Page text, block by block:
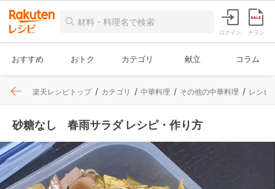
ログイン チラシ
おすすめ おトク カテゴリ 献立 コラム
楽天レシピトップ カテゴリ 中華料理 その他の中華料理 レシピ
砂糖なし 春雨サラダ レシピ・作り方